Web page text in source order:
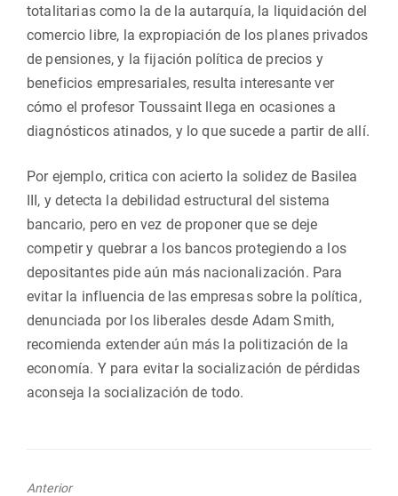
totalitarias como la de la autarquía, la liquidación del
comercio libre, la expropiación de los planes privados
de pensiones, y la fijación política de precios y
beneficios empresariales, resulta interesante ver
cómo el profesor Toussaint llega en ocasiones a
diagnósticos atinados, y lo que sucede a partir de allí.
Por ejemplo, critica con acierto la solidez de Basilea
III, y detecta la debilidad estructural del sistema
bancario, pero en vez de proponer que se deje
competir y quebrar a los bancos protegiendo a los
depositantes pide aún más nacionalización. Para
evitar la influencia de las empresas sobre la política,
denunciada por los liberales desde Adam Smith,
recomienda extender aún más la politización de la
economía. Y para evitar la socialización de pérdidas
aconseja la socialización de todo.
Anterior